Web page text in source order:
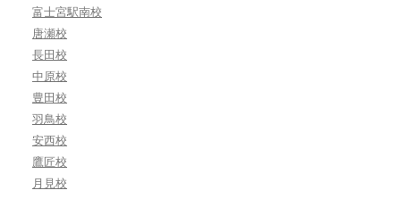
富士宮駅南校
唐瀬校
長田校
中原校
豊田校
羽鳥校
安西校
鷹匠校
月見校